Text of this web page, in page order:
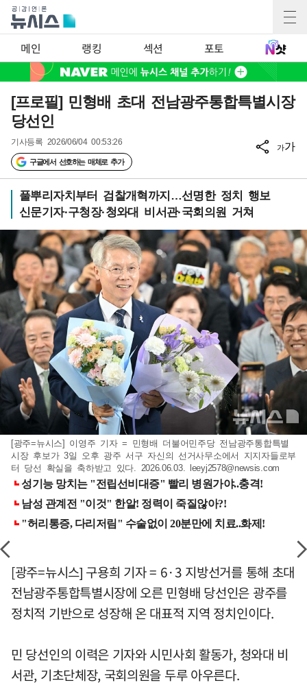
메인 랭킹 섹션 포토
[프로필] 민형배 초대 전남광주통합특별시장
당선인
기사등록 2026/06/04 00:53:26
구글에서 선호하는 매체로 추가
가가
풀뿌리자치부터 검찰개혁까지…선명한 정치 행보
신문기자·구청장·청와대 비서관·국회의원 거쳐
[광주=뉴시스] 이영주 기자 = 민형배 더불어민주당 전남광주통합특별
시장 후보가 3일 오후 광주 서구 자신의 선거사무소에서 지지자들로부
터 당선 확실을 축하받고 있다. 2026.06.03. leeyj2578@newsis.com
[광주=뉴시스] 구용희 기자 = 6·3 지방선거를 통해 초대
전남광주통합특별시장에 오른 민형배 당선인은 광주를
정치적 기반으로 성장해 온 대표적 지역 정치인이다.
민 당선인의 이력은 기자와 시민사회 활동가, 청와대 비
서관, 기초단체장, 국회의원을 두루 아우른다.